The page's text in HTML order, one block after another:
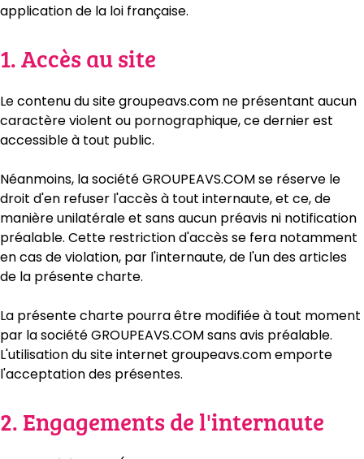
application de la loi française.
1. Accès au site
Le contenu du site groupeavs.com ne présentant aucun
caractère violent ou pornographique, ce dernier est
accessible à tout public.
Néanmoins, la société GROUPEAVS.COM se réserve le
droit d'en refuser l'accès à tout internaute, et ce, de
manière unilatérale et sans aucun préavis ni notification
préalable. Cette restriction d'accès se fera notamment
en cas de violation, par l'internaute, de l'un des articles
de la présente charte.
La présente charte pourra être modifiée à tout moment
par la société GROUPEAVS.COM sans avis préalable.
L'utilisation du site internet groupeavs.com emporte
l'acceptation des présentes.
2. Engagements de l'internaute